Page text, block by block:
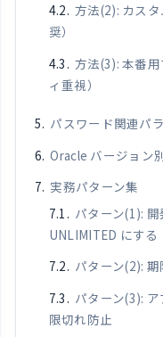
方法(2): カス
奨）
方法(3): 本番
ィ重視）
パスワード関連パ
Oracle バージョン
実務パターン集
パターン(1):
UNLIMITED にする
パターン(2):
パターン(3):
限切れ防止